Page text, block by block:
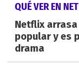
QUÉ VER EN
Netflix
popular y es
drama